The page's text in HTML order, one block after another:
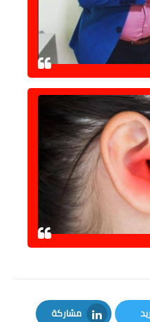
مشاركة